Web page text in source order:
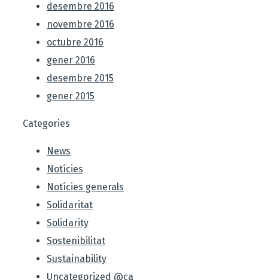
desembre 2016
novembre 2016
octubre 2016
gener 2016
desembre 2015
gener 2015
Categories
News
Notícies
Notícies generals
Solidaritat
Solidarity
Sostenibilitat
Sustainability
Uncategorized @ca